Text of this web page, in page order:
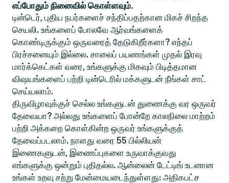
எப்போதும் நினைவில் கொள்ளவும்.
டின்டெர், புதிய நபர்களைச் சந்திப்பதற்கான மிகச் சிறந்த
செயலி. உங்களைப் போலவே ஆர்வங்களைக்
கொண்டிருக்கும் ஒருவரைத் தேடுகிறீர்களா? எந்தப்
பிரச்சனையும் இல்லை. சாலைப் பயணங்கள் முதல் இரவு
மார்க்கெட்கள் வரை, உங்களுக்கு மிகவும் பிடித்தமான
விஷயங்களைப் பற்றி டின்டெரில் மக்களுடன் நீங்கள் சாட்
செய்யலாம்.
திருவிழாவுக்குச் செல்ல உங்களுடன் துணைக்கு வர ஒருவர்
தேவையா? அல்லது உங்களைப் போன்றே காலநிலை மாற்றம்
பற்றி அக்கறை கொள்கின்ற ஒருவர் உங்களுக்குத்
தேவைப்படலாம். நாளது வரை 55 பில்லியன்
இணைகளுடன், இணைப்புகளை உருவாக்குவது
எங்களுக்கு ஒன்றும் புதிதல்ல. ஆன்லைன் டேட்டிங் உடனான
உங்கள் உறவு சற்று மேன்மையடைந்துள்ளது: அதிகபட்ச